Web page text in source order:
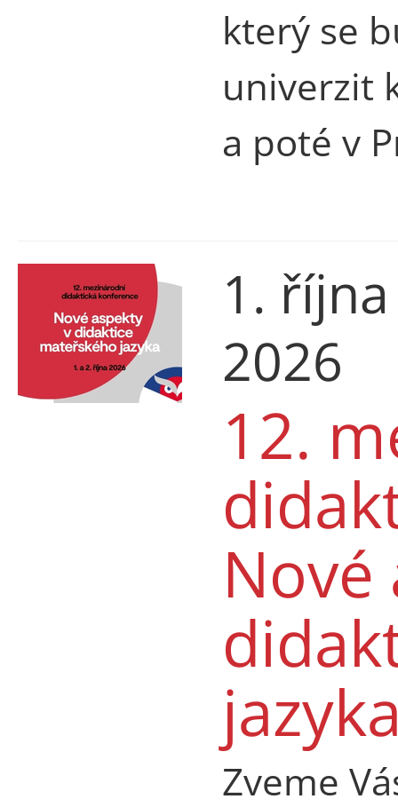
který se
univerzit
a poté v
1.
2026
12.
Nové
Zveme